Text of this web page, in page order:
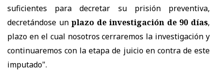
suficientes para decretar su prisión preventiva,
decretándose unplazo de investigación de 90 días,
plazo en el cual nosotros cerraremos la investigación y
continuaremos con la etapa de juicio en contra de este
imputado".